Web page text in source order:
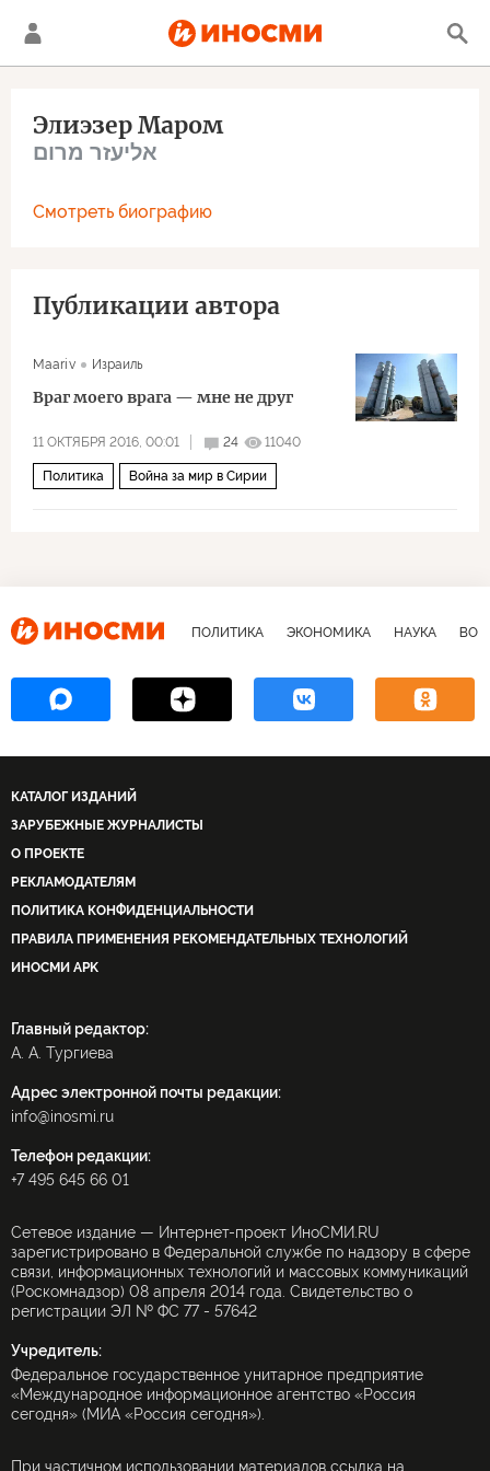
Элиэзер Маром
אליעזר מרום
Смотреть биографию
Публикации автора
Maariv Израиль
Враг моего врага — мне не друг
11 ОКТЯБРЯ 2016, 00:01 24 11040
Политика Война за мир в Сирии
ПОЛИТИКА ЭКОНОМИКА НАУКА
КАТАЛОГ ИЗДАНИЙ
ЗАРУБЕЖНЫЕ ЖУРНАЛИСТЫ
О ПРОЕКТЕ
РЕКЛАМОДАТЕЛЯМ
ПОЛИТИКА КОНФИДЕНЦИАЛЬНОСТИ
ПРАВИЛА ПРИМЕНЕНИЯ РЕКОМЕНДАТЕЛЬНЫХ ТЕХНОЛОГИЙ
ИНОСМИ APK
Главный редактор:
А. А. Тургиева
Адрес электронной почты редакции:
info@inosmi.ru
Телефон редакции:
+7 495 645 66 01
Сетевое издание — Интернет-проект ИноСМИ.RU
зарегистрировано в Федеральной службе по надзору в сфере
связи, информационных технологий и массовых коммуникаций
(Роскомнадзор) 08 апреля 2014 года. Свидетельство о
регистрации ЭЛ № ФС 77 - 57642
Учредитель:
Федеральное государственное унитарное предприятие
«Международное информационное агентство «Россия
сегодня» (МИА «Россия сегодня»).
При частичном использовании материалов ссылка на